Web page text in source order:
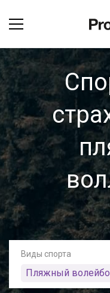
Виды спорта
Пляжный